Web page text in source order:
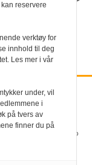
74 00
reservere
verktøy for
innhold til deg
Les mer i vår
under, vil
i
på tvers av
finner du på